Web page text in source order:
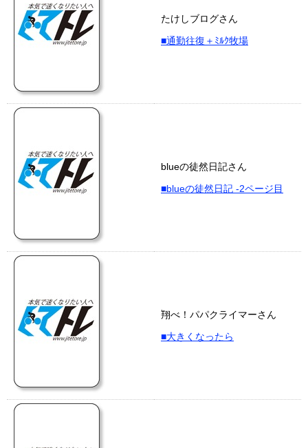
たけしブログさん
■通勤往復＋ﾐﾙｸ牧場
blueの徒然日記さん
■blueの徒然日記 -2ページ目
翔べ！パパクライマーさん
■大きくなったら